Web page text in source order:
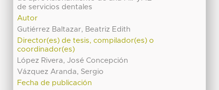
de servicios dentales
Autor
Gutiérrez Baltazar, Beatriz Edith
Director(es) de tesis, compilador(es) o
coordinador(es)
López Rivera, José Concepción
Vázquez Aranda, Sergio
Fecha de publicación